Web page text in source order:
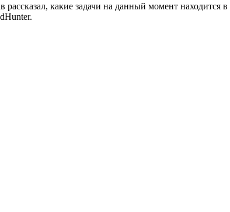
какие задачи на данный момент находится в